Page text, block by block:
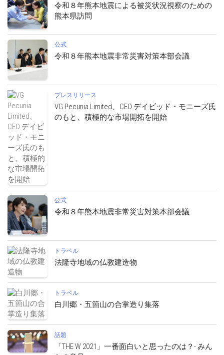
令和８年熊本地震による被災状況視察のための
熊本県訪問
公式
令和８年熊本地震非常災害対策本部会議
プレスリリース
VG Pecunia Limited、CEO デイビッド・モニーズ氏
のもと、積極的な市場開拓を開始
公式
令和８年熊本地震非常災害対策本部会議
トラベル
法隆寺地域の仏教建造物
トラベル
白川郷・五箇山の合掌造り集落
話題
「THE W 2021」一番面白いと思ったのは？- みん